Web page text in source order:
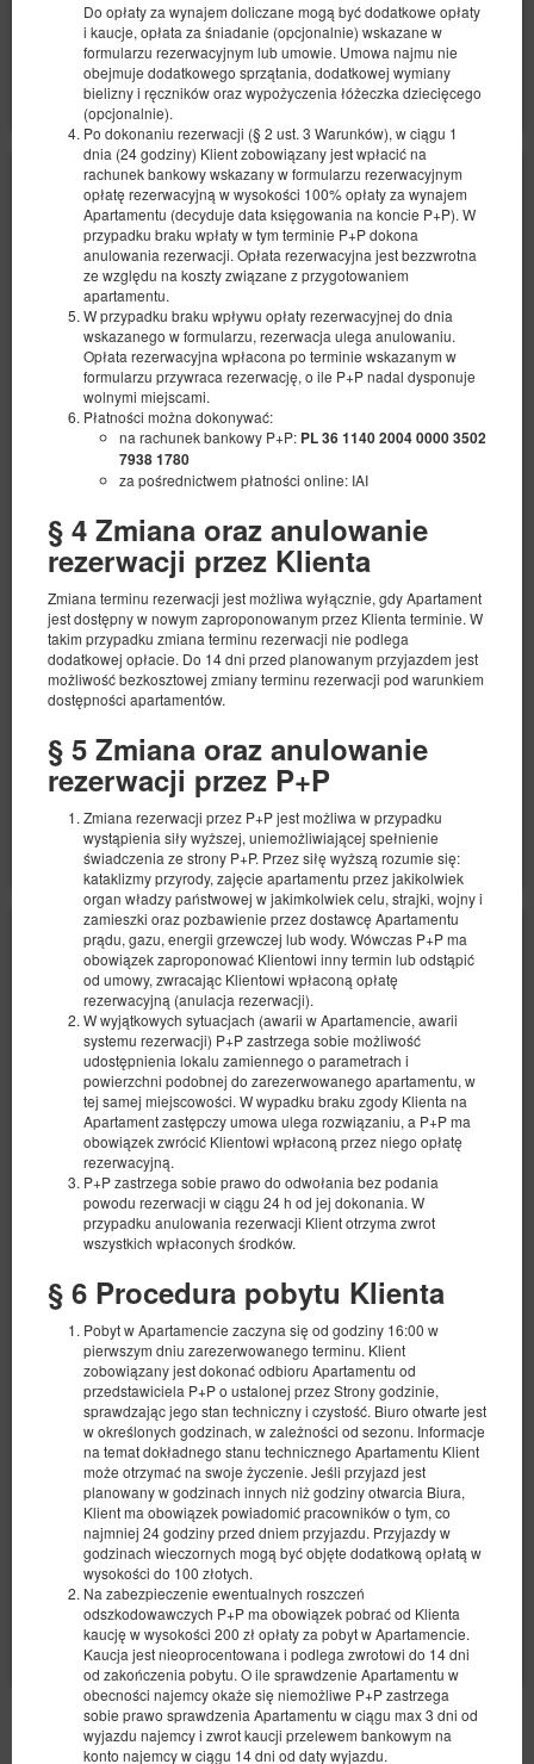
Do opłaty za wynajem doliczane mogą być dodatkowe opłaty
i kaucje, opłata za śniadanie (opcjonalnie) wskazane w
formularzu rezerwacyjnym lub umowie. Umowa najmu nie
obejmuje dodatkowego sprzątania, dodatkowej wymiany
bielizny i ręczników oraz wypożyczenia łóżeczka dziecięcego
(opcjonalnie).
Po dokonaniu rezerwacji (§ 2 ust. 3 Warunków), w ciągu 1
dnia (24 godziny) Klient zobowiązany jest wpłacić na
rachunek bankowy wskazany w formularzu rezerwacyjnym
opłatę rezerwacyjną w wysokości 100% opłaty za wynajem
Apartamentu (decyduje data księgowania na koncie P+P). W
przypadku braku wpłaty w tym terminie P+P dokona
anulowania rezerwacji. Opłata rezerwacyjna jest bezzwrotna
ze względu na koszty związane z przygotowaniem
apartamentu.
W przypadku braku wpływu opłaty rezerwacyjnej do dnia
wskazanego w formularzu, rezerwacja ulega anulowaniu.
Opłata rezerwacyjna wpłacona po terminie wskazanym w
formularzu przywraca rezerwację, o ile P+P nadal dysponuje
wolnymi miejscami.
Płatności można dokonywać:
na rachunek bankowy P+P: PL 36 1140 2004 0000 3502
7938 1780
za pośrednictwem płatności online: IAI
§ 4 Zmiana oraz anulowanie
rezerwacji przez Klienta
Zmiana terminu rezerwacji jest możliwa wyłącznie, gdy Apartament
jest dostępny w nowym zaproponowanym przez Klienta terminie. W
takim przypadku zmiana terminu rezerwacji nie podlega
dodatkowej opłacie. Do 14 dni przed planowanym przyjazdem jest
możliwość bezkosztowej zmiany terminu rezerwacji pod warunkiem
dostępności apartamentów.
§ 5 Zmiana oraz anulowanie
rezerwacji przez P+P
Zmiana rezerwacji przez P+P jest możliwa w przypadku
wystąpienia siły wyższej, uniemożliwiającej spełnienie
świadczenia ze strony P+P. Przez siłę wyższą rozumie się:
kataklizmy przyrody, zajęcie apartamentu przez jakikolwiek
organ władzy państwowej w jakimkolwiek celu, strajki, wojny i
zamieszki oraz pozbawienie przez dostawcę Apartamentu
prądu, gazu, energii grzewczej lub wody. Wówczas P+P ma
obowiązek zaproponować Klientowi inny termin lub odstąpić
od umowy, zwracając Klientowi wpłaconą opłatę
rezerwacyjną (anulacja rezerwacji).
W wyjątkowych sytuacjach (awarii w Apartamencie, awarii
systemu rezerwacji) P+P zastrzega sobie możliwość
udostępnienia lokalu zamiennego o parametrach i
powierzchni podobnej do zarezerwowanego apartamentu, w
tej samej miejscowości. W wypadku braku zgody Klienta na
Apartament zastępczy umowa ulega rozwiązaniu, a P+P ma
obowiązek zwrócić Klientowi wpłaconą przez niego opłatę
rezerwacyjną.
P+P zastrzega sobie prawo do odwołania bez podania
powodu rezerwacji w ciągu 24 h od jej dokonania. W
przypadku anulowania rezerwacji Klient otrzyma zwrot
wszystkich wpłaconych środków.
§ 6 Procedura pobytu Klienta
Pobyt w Apartamencie zaczyna się od godziny 16:00 w
pierwszym dniu zarezerwowanego terminu. Klient
zobowiązany jest dokonać odbioru Apartamentu od
przedstawiciela P+P o ustalonej przez Strony godzinie,
sprawdzając jego stan techniczny i czystość. Biuro otwarte jest
w określonych godzinach, w zależności od sezonu. Informacje
na temat dokładnego stanu technicznego Apartamentu Klient
może otrzymać na swoje życzenie. Jeśli przyjazd jest
planowany w godzinach innych niż godziny otwarcia Biura,
Klient ma obowiązek powiadomić pracowników o tym, co
najmniej 24 godziny przed dniem przyjazdu. Przyjazdy w
godzinach wieczornych mogą być objęte dodatkową opłatą w
wysokości do 100 złotych.
Na zabezpieczenie ewentualnych roszczeń
odszkodowawczych P+P ma obowiązek pobrać od Klienta
kaucję w wysokości 200 zł opłaty za pobyt w Apartamencie.
Kaucja jest nieoprocentowana i podlega zwrotowi do 14 dni
od zakończenia pobytu. O ile sprawdzenie Apartamentu w
obecności najemcy okaże się niemożliwe P+P zastrzega
sobie prawo sprawdzenia Apartamentu w ciągu max 3 dni od
wyjazdu najemcy i zwrot kaucji przelewem bankowym na
konto najemcy w ciągu 14 dni od daty wyjazdu.
Share
Details Check availability
Show offers
Apartment 17
Available number: 1
4 pers.
area 51,00 m
1 bedroom
1 double bed (Double), 1 double sofa bed
532.30 zł
local charge a set of towels
Parking lot
Share
Show offers
Apartment 11
Available number: 1
4 pers.
area 47,00 m 2
2 bedrooms
1 double bed (Double), 1 double sofa bed
552.10 zł
2 pers. / 1 night
local charge a set of towels
Parking lot
Share
Details
Show offers
OTHER OFFERS